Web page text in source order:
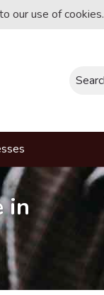
our use of cookies.
Search
in